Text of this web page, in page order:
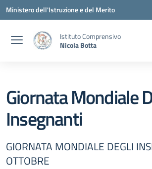
Vai ai contenuti
Vai al menu di navigazione
Vai al footer
Ministero dell'Istruzione e del Merito
Istituto Comprensivo
Nicola Botta
Giornata Mondiale
Insegnanti
GIORNATA MONDIALE DEGLI
OTTOBRE